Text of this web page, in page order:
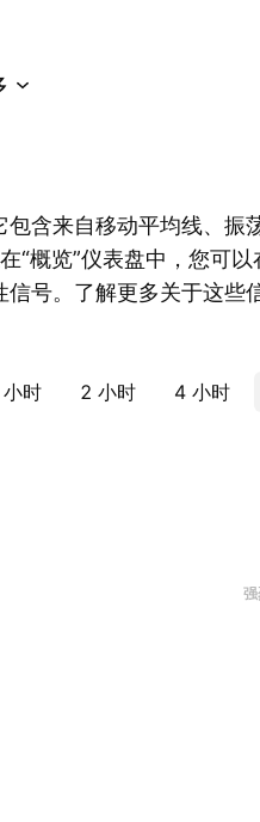
含来自移动平均线、振
“概览”仪表盘中，您可以
号。了解更多关于这些
时 2 小时 4 小时